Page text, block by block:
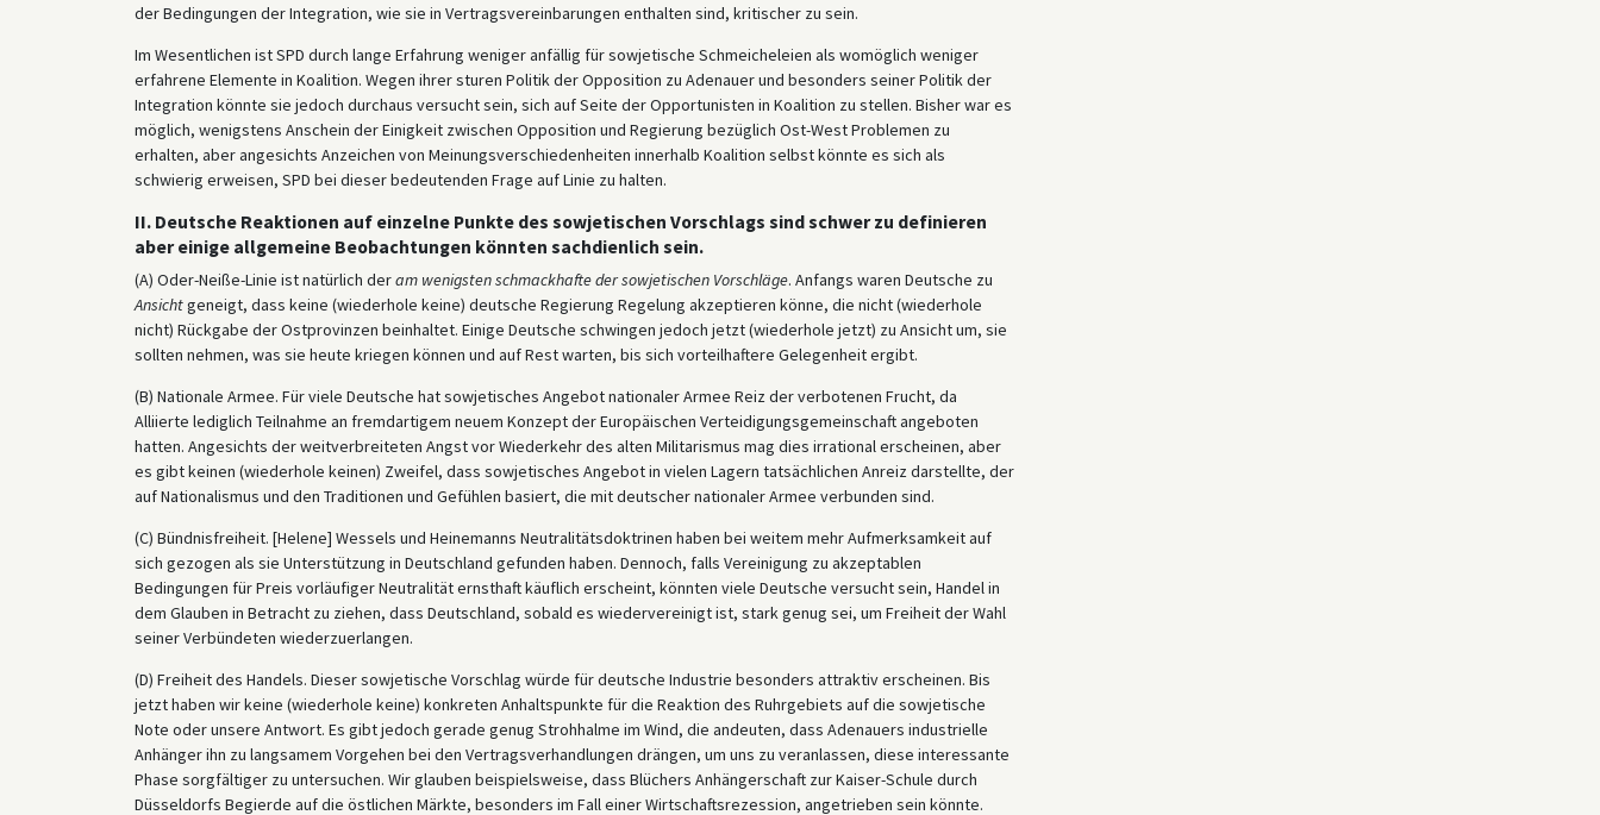
der Bedingungen der Integration, wie sie in Vertragsvereinbarungen enthalten sind, kritischer zu sein.
Im Wesentlichen ist SPD durch lange Erfahrung weniger anfällig für sowjetische Schmeicheleien als womöglich weniger
erfahrene Elemente in Koalition. Wegen ihrer sturen Politik der Opposition zu Adenauer und besonders seiner Politik der
Integration könnte sie jedoch durchaus versucht sein, sich auf Seite der Opportunisten in Koalition zu stellen. Bisher war es
möglich, wenigstens Anschein der Einigkeit zwischen Opposition und Regierung bezüglich Ost-West Problemen zu
erhalten, aber angesichts Anzeichen von Meinungsverschiedenheiten innerhalb Koalition selbst könnte es sich als
schwierig erweisen, SPD bei dieser bedeutenden Frage auf Linie zu halten.
II. Deutsche Reaktionen auf einzelne Punkte des sowjetischen Vorschlags sind schwer zu definieren
aber einige allgemeine Beobachtungen könnten sachdienlich sein.
(A) Oder-Neiße-Linie ist natürlich deram wenigsten schmackhafte der sowjetischen Vorschläge. Anfangs waren Deutsche zu
Ansichtgeneigt, dass keine (wiederhole keine) deutsche Regierung Regelung akzeptieren könne, die nicht (wiederhole
nicht) Rückgabe der Ostprovinzen beinhaltet. Einige Deutsche schwingen jedoch jetzt (wiederhole jetzt) zu Ansicht um, sie
sollten nehmen, was sie heute kriegen können und auf Rest warten, bis sich vorteilhaftere Gelegenheit ergibt.
(B) Nationale Armee. Für viele Deutsche hat sowjetisches Angebot nationaler Armee Reiz der verbotenen Frucht, da
Alliierte lediglich Teilnahme an fremdartigem neuem Konzept der Europäischen Verteidigungsgemeinschaft angeboten
hatten. Angesichts der weitverbreiteten Angst vor Wiederkehr des alten Militarismus mag dies irrational erscheinen, aber
es gibt keinen (wiederhole keinen) Zweifel, dass sowjetisches Angebot in vielen Lagern tatsächlichen Anreiz darstellte, der
auf Nationalismus und den Traditionen und Gefühlen basiert, die mit deutscher nationaler Armee verbunden sind.
(C) Bündnisfreiheit. [Helene] Wessels und Heinemanns Neutralitätsdoktrinen haben bei weitem mehr Aufmerksamkeit auf
sich gezogen als sie Unterstützung in Deutschland gefunden haben. Dennoch, falls Vereinigung zu akzeptablen
Bedingungen für Preis vorläufiger Neutralität ernsthaft käuflich erscheint, könnten viele Deutsche versucht sein, Handel in
dem Glauben in Betracht zu ziehen, dass Deutschland, sobald es wiedervereinigt ist, stark genug sei, um Freiheit der Wahl
seiner Verbündeten wiederzuerlangen.
(D) Freiheit des Handels. Dieser sowjetische Vorschlag würde für deutsche Industrie besonders attraktiv erscheinen. Bis
jetzt haben wir keine (wiederhole keine) konkreten Anhaltspunkte für die Reaktion des Ruhrgebiets auf die sowjetische
Note oder unsere Antwort. Es gibt jedoch gerade genug Strohhalme im Wind, die andeuten, dass Adenauers industrielle
Anhänger ihn zu langsamem Vorgehen bei den Vertragsverhandlungen drängen, um uns zu veranlassen, diese interessante
Phase sorgfältiger zu untersuchen. Wir glauben beispielsweise, dass Blüchers Anhängerschaft zur Kaiser-Schule durch
Düsseldorfs Begierde auf die östlichen Märkte, besonders im Fall einer Wirtschaftsrezession, angetrieben sein könnte.